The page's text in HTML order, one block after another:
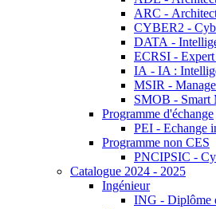
ARC -
CYBER2 -
DATA -
ECRSI - Expert
IA - IA :
MSIR -
SMOB - Smart
Programme d'échange
PEI - Echange
Programme non CES
PNCIPSIC -
Catalogue 2024 - 2025
Ingénieur
ING - Diplôme